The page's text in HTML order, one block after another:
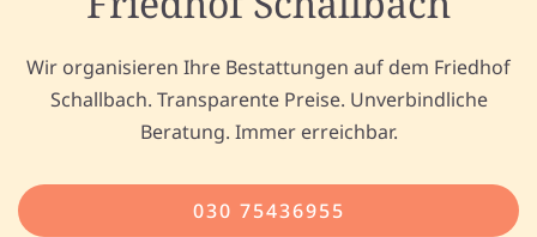
Wir organisieren Ihre Bestattungen auf dem Friedhof
Schallbach. Transparente Preise. Unverbindliche
Beratung. Immer erreichbar.
030 75436955